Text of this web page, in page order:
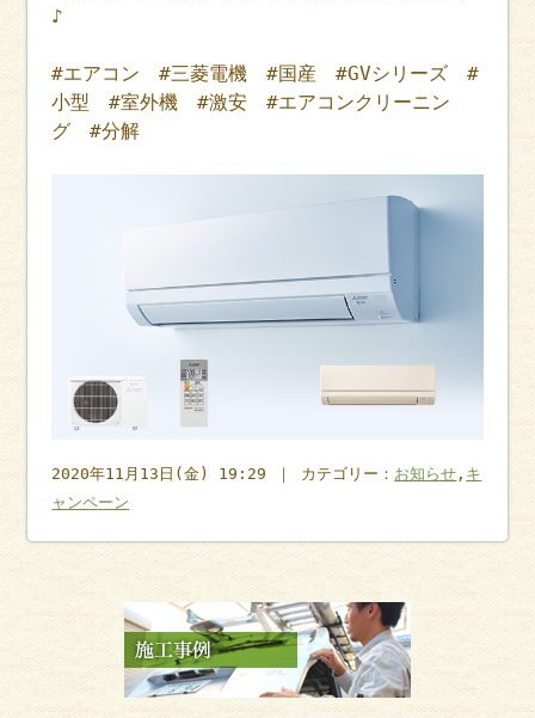
♪
#エアコン #三菱電機 #国産 #GVシリーズ #
小型 #室外機 #激安 #エアコンクリーニン
グ #分解
2020年11月13日(金) 19:29 ｜ カテゴリー： お知らせ , キ
ャンペーン